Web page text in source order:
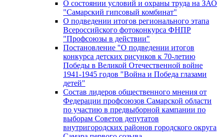
О состоянии условий и охраны труда на ЗАО
"Самарский гипсовый комбинат"
О подведении итогов регионального этапа
Всероссийского фотоконкурса ФНПР
"Профсоюзы в действии"
Постановление "О подведении итогов
конкурса детских рисунков к 70-летию
Победы в Великой Отечественной войне
1941-1945 годов "Война и Победа глазами
детей"
Состав лидеров общественного мнения от
Федерации профсоюзов Самарской области
по участию в предвыборной кампании по
выборам Советов депутатов
внутригородских районов городского округа